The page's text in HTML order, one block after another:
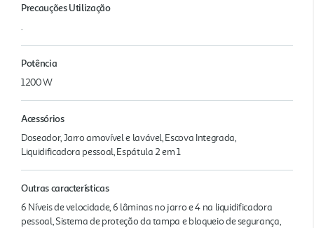
Precauções Utilização
.
Potência
1200 W
Acessórios
Doseador, Jarro amovível e lavável, Escova Integrada,
Liquidificadora pessoal, Espátula 2 em 1
Outras características
6 Níveis de velocidade, 6 lâminas no jarro e 4 na liquidificadora
pessoal, Sistema de proteção da tampa e bloqueio de segurança,